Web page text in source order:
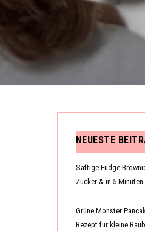
NEUESTE
Saftige Fudge
Zucker & in 5
Grüne Monster
Rezept für kleine